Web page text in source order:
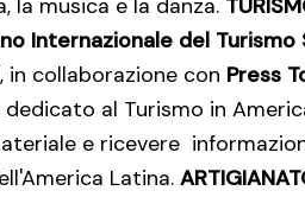
Internazionale del Turismo
in collaborazione con Press
al Turismo in
e ricevere
Latina.